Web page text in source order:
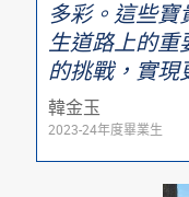
多彩。這些寶
生道路上的重
的挑戰，實現
韓金玉
2023-24年度畢業生